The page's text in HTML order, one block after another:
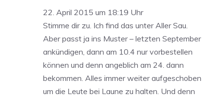
22. April 2015 um 18:19 Uhr
Stimme dir zu. Ich find das unter Aller Sau.
Aber passt ja ins Muster – letzten September
ankündigen, dann am 10.4 nur vorbestellen
können und denn angeblich am 24. dann
bekommen. Alles immer weiter aufgeschoben
um die Leute bei Laune zu halten. Und denn